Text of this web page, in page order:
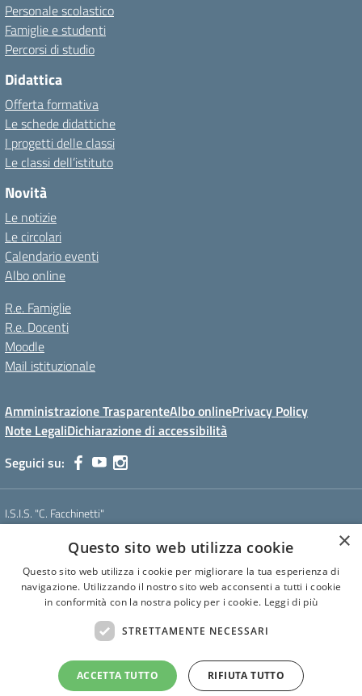
Personale scolastico
Famiglie e studenti
Percorsi di studio
Didattica
Offerta formativa
Le schede didattiche
I progetti delle classi
Le classi dell’istituto
Novità
Le notizie
Le circolari
Calendario eventi
Albo online
R.e. Famiglie
R.e. Docenti
Moodle
Mail istituzionale
Amministrazione TrasparenteAlbo onlinePrivacy Policy
Note LegaliDichiarazione di accessibilità
Seguici su:
I.S.I.S. "C. Facchinetti"
Tel. 0331 635718 - E-mail: vais01900e@istruzione.it - Pec:
vais01900e@pec.istruzione.it
Codice meccanografico: VAIS01900E
Codice Fiscale: 81009250127
Concept & Design by Designers Italia
×
Questo sito web utilizza cookie
Questo sito web utilizza i cookie per migliorare la tua esperienza di
navigazione. Utilizzando il nostro sito web acconsenti a tutti i cookie
in conformità con la nostra policy per i cookie. Leggi di più
STRETTAMENTE NECESSARI
ACCETTA TUTTO RIFIUTA TUTTO